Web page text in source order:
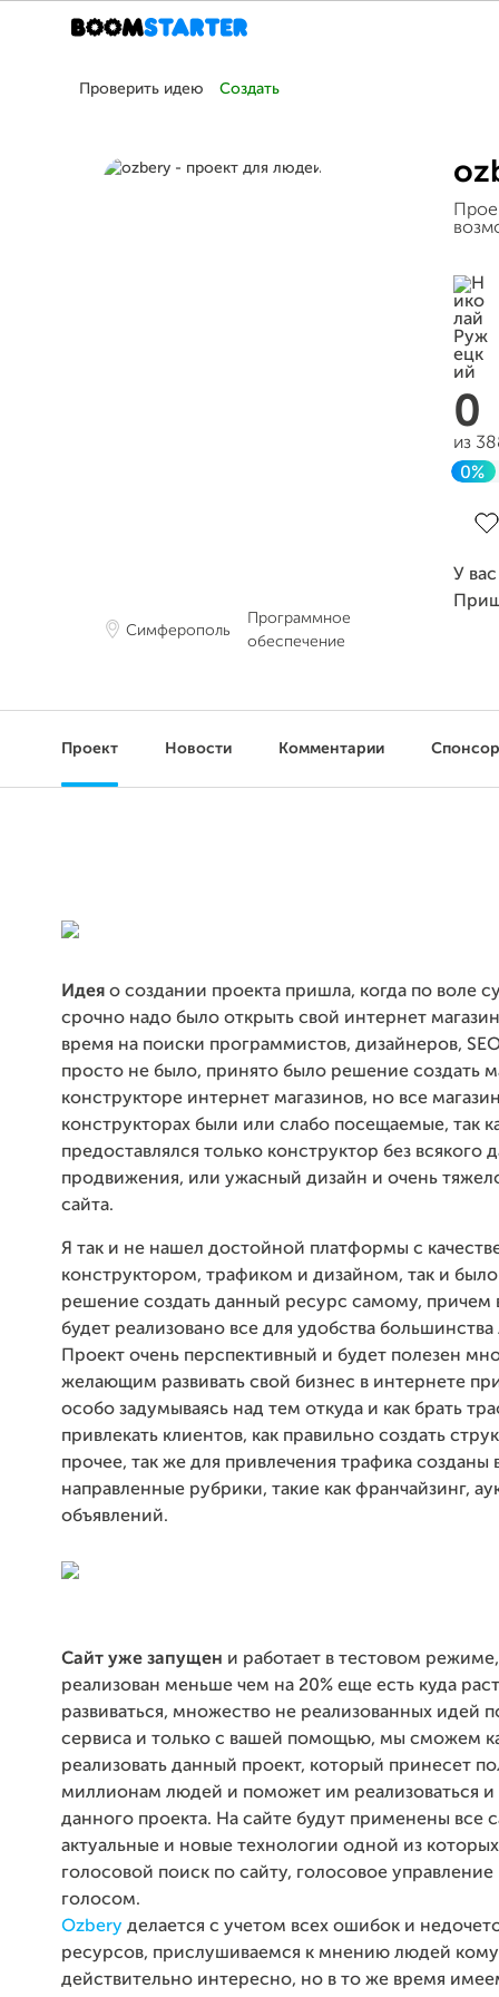
Проверить идею Создать
Симферополь
Программное
обеспечение
0
из
0%
У
Проект Новости Комментарии
Идея о создании проекта пришла, когда по воле
срочно надо было открыть свой интернет
время на поиски программистов, дизайнеров,
просто не было, принято было решение создать
конструкторе интернет магазинов, но все
конструкторах были или слабо посещаемые, так
предоставлялся только конструктор без всякого
продвижения, или ужасный дизайн и очень
сайта.
Я так и не нашел достойной платформы с
конструктором, трафиком и дизайном, так и
решение создать данный ресурс самому, причем
будет реализовано все для удобства
Проект очень перспективный и будет полезен
желающим развивать свой бизнес в интернете
особо задумываясь над тем откуда и как брать
привлекать клиентов, как правильно создать
прочее, так же для привлечения трафика созданы
направленные рубрики, такие как франчайзинг,
объявлений.
Сайт уже запущен и работает в тестовом
реализован меньше чем на 20% еще есть куда
развиваться, множество не реализованных идей
сервиса и только с вашей помощью, мы сможем
реализовать данный проект, который принесет
миллионам людей и поможет им реализоваться и
данного проекта. На сайте будут применены все
актуальные и новые технологии одной из которых
голосовой поиск по сайту, голосовое управление
голосом.
Ozbery делается с учетом всех ошибок и
ресурсов, прислушиваемся к мнению людей
действительно интересно, но в то же время